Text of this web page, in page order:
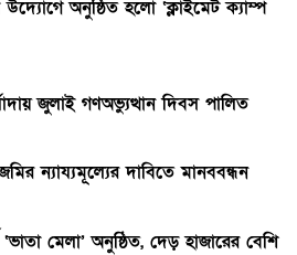
উদ্যোগে অনুষ্ঠিত হলো ‘ক্লাইমেট ক্যাম্প
জুলাই গণঅভ্যুত্থান দিবস পালিত
ন্যায্যমূল্যের দাবিতে মানববন্ধন
মেলা’ অনুষ্ঠিত, দেড় হাজারের বেশি